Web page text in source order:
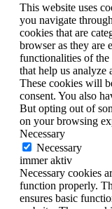
This website uses
you navigate
cookies that are
browser as they are
functionalities of the
that help us analyze
These cookies will
consent. You also
But opting out of
on your browsing
Necessary
Necessary
immer aktiv
Necessary cookies
function properly.
ensures basic